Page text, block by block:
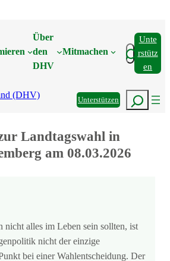
Über
den
DHV
Mitmachen Suchen
Unte
Rstütz
En
UnterstützenSuchen
Landtagswahl in
am 08.03.2026
nicht alles im Leben sein sollten, ist
nicht der einzige
bei einer Wahlentscheidung. Der